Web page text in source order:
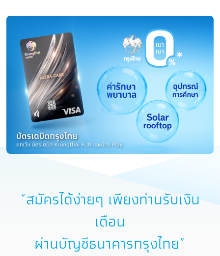
“สมัครได้ง่ายๆ เพียงท่านรับเงิน
เดือน
ผ่านบัญชีธนาคารกรุงไทย”